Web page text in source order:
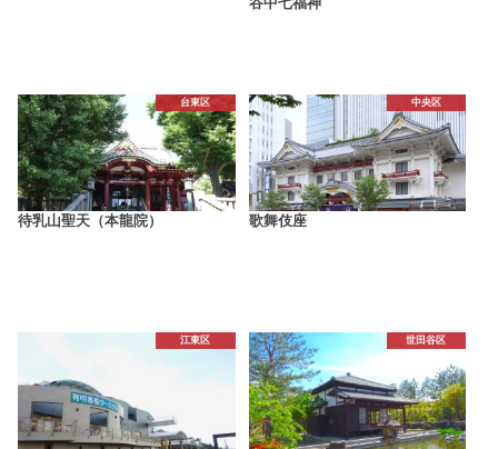
台東区
待乳山聖天（本龍院）
中央区
歌舞伎座
江東区 世田谷区